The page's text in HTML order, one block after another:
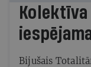
Bijušais